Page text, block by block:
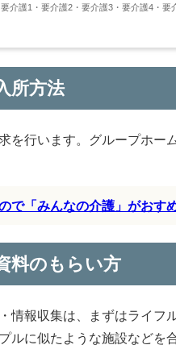
介護1・要介護2・要介護3・要介護4・
所方法
を行います。グループホー
で「みんなの介護」がおす
料のもらい方
情報収集は、まずはライフ
ルに似たような施設などを